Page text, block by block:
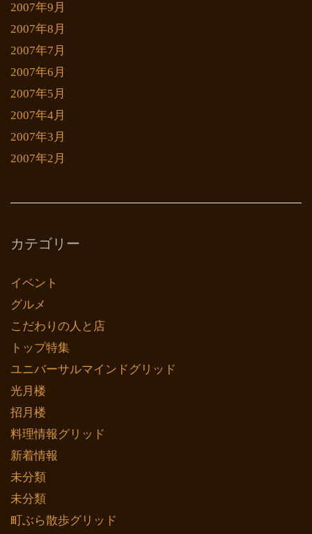
2007年9月
2007年8月
2007年7月
2007年6月
2007年5月
2007年4月
2007年3月
2007年2月
カテゴリー
イベント
グルメ
こだわりの人と店
トップ特集
ユニバーサルマインドグリッド
光月楼
招月楼
料理情報グリッド
新着情報
未分類
未分類
町ぶら散歩グリッド